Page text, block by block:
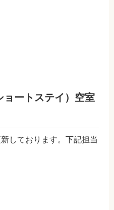
ョートステイ）空室
しております。下記担当